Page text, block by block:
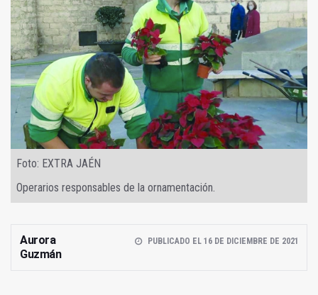
Foto: EXTRA JAÉN
Operarios responsables de la ornamentación.
Aurora
Guzmán
PUBLICADO EL 16 DE DICIEMBRE DE 2021